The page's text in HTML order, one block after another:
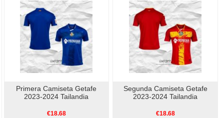
Primera Camiseta Getafe
2023-2024 Tailandia
€18.68
Segunda Camiseta Getafe
2023-2024 Tailandia
€18.68